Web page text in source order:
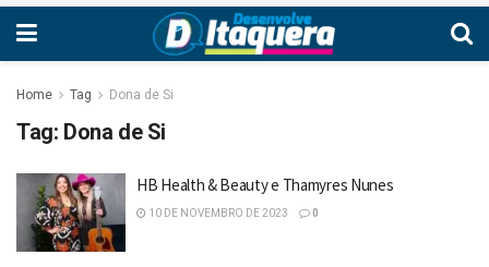
Home Tag Dona de Si
Tag: Dona de Si
HB Health & Beauty e Thamyres Nunes
10 DE NOVEMBRO DE 2023 0